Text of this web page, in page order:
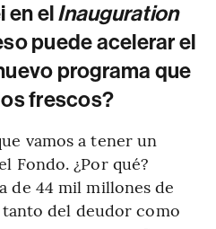
en elInauguration
puede acelerar el
programa que
frescos?
vamos a tener un
Fondo. ¿Por qué?
de 44 mil millones de
del deudor como